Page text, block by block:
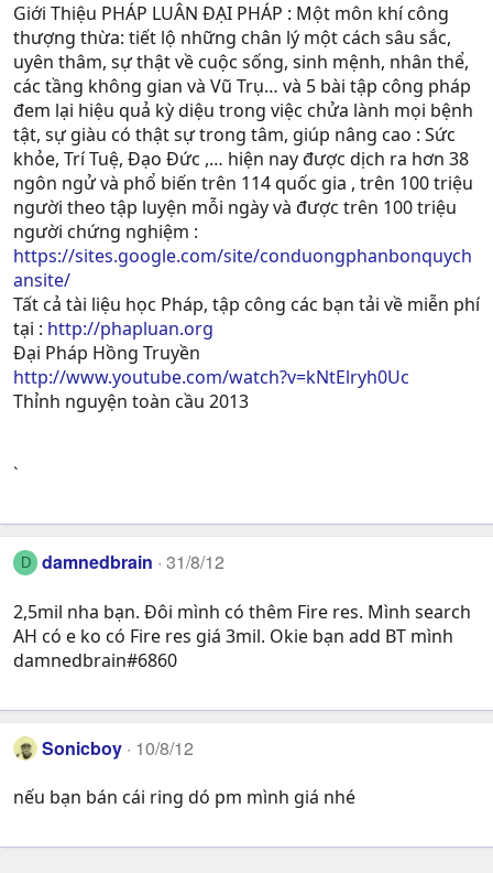
Giới Thiệu PHÁP LUÂN ĐẠI PHÁP : Một môn khí công
thượng thừa: tiết lộ những chân lý một cách sâu sắc,
uyên thâm, sự thật về cuộc sống, sinh mệnh, nhân thể,
các tầng không gian và Vũ Trụ… và 5 bài tập công pháp
đem lại hiệu quả kỳ diệu trong việc chửa lành mọi bệnh
tật, sự giàu có thật sự trong tâm, giúp nâng cao : Sức
khỏe, Trí Tuệ, Ðạo Ðức ,… hiện nay được dịch ra hơn 38
ngôn ngử và phổ biến trên 114 quốc gia , trên 100 triệu
người theo tập luyện mỗi ngày và được trên 100 triệu
người chứng nghiệm :
https://sites.google.com/site/conduongphanbonquych
ansite/
Tất cả tài liệu học Pháp, tập công các bạn tải về miễn phí
tại : http://phapluan.org
Đại Pháp Hồng Truyền
http://www.youtube.com/watch?v=kNtElryh0Uc
Thỉnh nguyện toàn cầu 2013
`
D damnedbrain 31/8/12
2,5mil nha bạn. Đôi mình có thêm Fire res. Mình search
AH có e ko có Fire res giá 3mil. Okie bạn add BT mình
damnedbrain#6860
Sonicboy 10/8/12
nếu bạn bán cái ring dó pm mình giá nhé